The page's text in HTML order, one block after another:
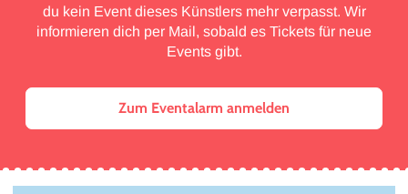
du kein Event dieses Künstlers mehr verpasst. Wir
informieren dich per Mail, sobald es Tickets für neue
Events gibt.
Zum Eventalarm anmelden